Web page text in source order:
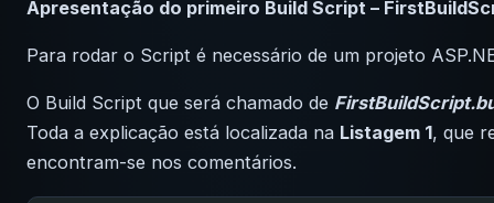
Apresentação do primeiro Build Script –
Para rodar o Script é necessário de um projeto
O Build Script que será chamado de
Toda a explicação está localizada na Listagem 1, que
encontram-se nos comentários.